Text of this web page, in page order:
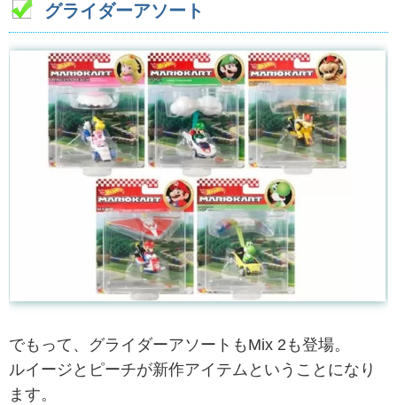
グライダーアソート
でもって、グライダーアソートもMix 2も登場。
ルイージとピーチが新作アイテムということになり
ます。